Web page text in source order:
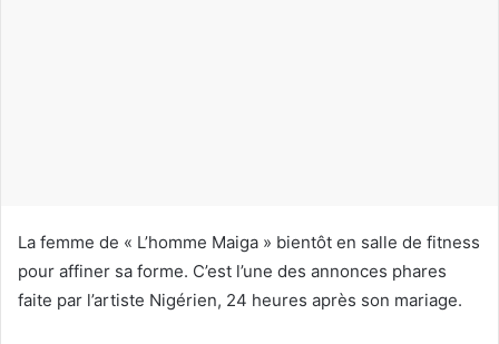
l
La femme de « L’homme Maiga » bientôt en salle de fitness
pour affiner sa forme. C’est l’une des annonces phares
faite par l’artiste Nigérien, 24 heures après son mariage.